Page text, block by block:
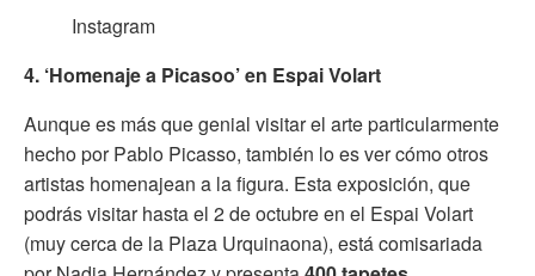
Instagram
4. ‘Homenaje a Picasoo’ en Espai Volart
Aunque es más que genial visitar el arte particularmente
hecho por Pablo Picasso, también lo es ver cómo otros
artistas homenajean a la figura. Esta exposición, que
podrás visitar hasta el 2 de octubre en el Espai Volart
(muy cerca de la Plaza Urquinaona), está comisariada